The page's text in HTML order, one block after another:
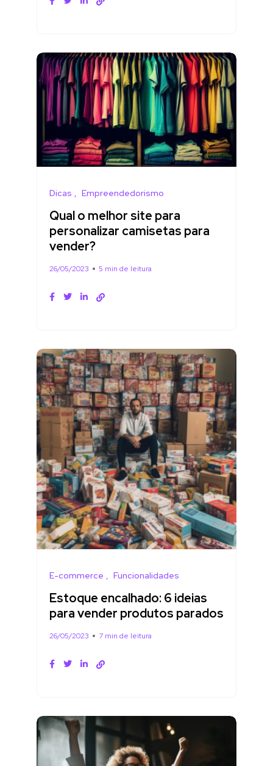
Dicas Empreendedorismo
Qual o melhor site para
personalizar camisetas para
vender?
26/05/2023 5 min de leitura
E-commerce Funcionalidades
Estoque encalhado: 6 ideias
para vender produtos parados
26/05/2023 7 min de leitura